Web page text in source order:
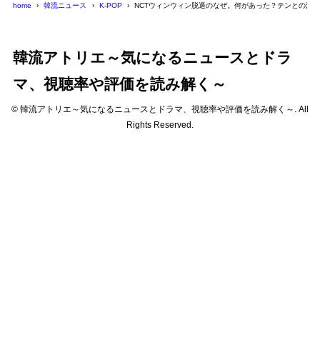
home 韓流ニュース K-POP NCTウィンウィン脱退のなぜ。何があった？テンとの決
韓流アトリエ～気になるニュースとドラ
マ、視聴率や評価を読み解く～
© 韓流アトリエ～気になるニュースとドラマ、視聴率や評価を読み解く～. All
Rights Reserved.